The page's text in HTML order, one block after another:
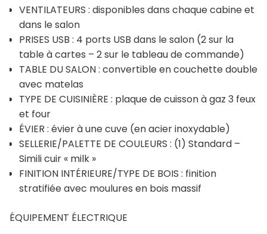
VENTILATEURS : disponibles dans chaque cabine et
dans le salon
PRISES USB : 4 ports USB dans le salon (2 sur la
table à cartes – 2 sur le tableau de commande)
TABLE DU SALON : convertible en couchette double
avec matelas
TYPE DE CUISINIÈRE : plaque de cuisson à gaz 3 feux
et four
ÉVIER : évier à une cuve (en acier inoxydable)
SELLERIE/PALETTE DE COULEURS : (1) Standard –
Simili cuir « milk »
FINITION INTÉRIEURE/TYPE DE BOIS : finition
stratifiée avec moulures en bois massif
ÉQUIPEMENT ÉLECTRIQUE